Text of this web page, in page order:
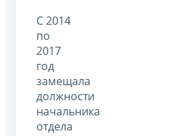
С 2014
по
2017
год
замещала
должности
начальника
отдела